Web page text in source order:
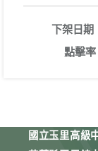
下架日期
點擊率
國立玉里高級